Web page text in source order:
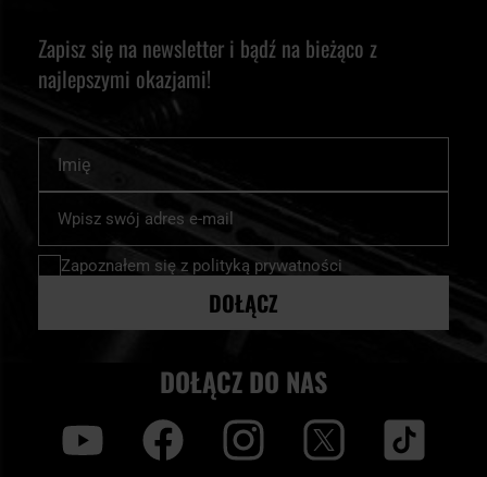
Zapisz się na newsletter i bądź na bieżąco z
najlepszymi okazjami!
nasz
newsletter:
Zapoznałem się z polityką prywatności
DOŁĄCZ
DOŁĄCZ DO NAS